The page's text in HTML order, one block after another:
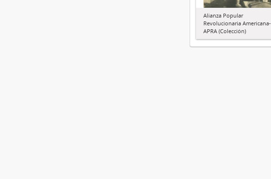
Alianza Popular
Revolucionaria Americana-
APRA (Colección)